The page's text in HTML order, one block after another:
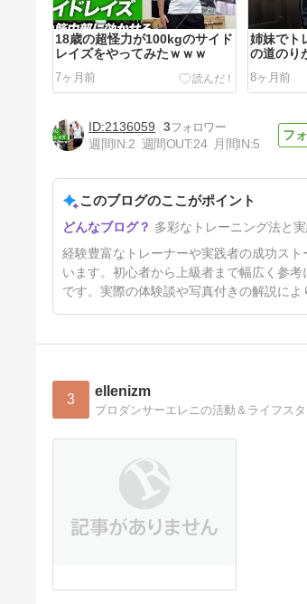
18歳の超怪力が100kgのサイド
レイズをやってみたｗｗｗ
7ヶ月前
姉妹でト
の道のり
8ヶ月前
俺のジムライフ、半年で2位！
33歳ママの奮闘記ｗｗｗ
8ヶ月前
2136059
3
週間IN:2 週間OUT:24 月間IN:5
このブログのここがポイント
多彩なトレーニング法と
経験豊富なトレーナーや実践者の成功ス
います。初心者から上級者まで幅広く参
です。実際の体験談や写真付きの解説に
3 ellenizm
プロダンサーエレニの活動＆ライフス